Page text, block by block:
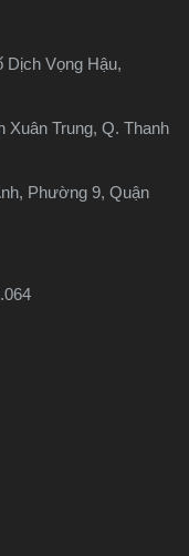
Dịch Vọng Hậu,
Xuân Trung, Q. Thanh
Phường 9, Quận